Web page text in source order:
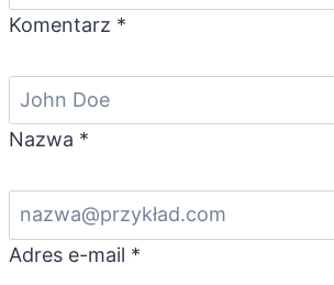
Komentarz *
Nazwa *
Adres e-mail *